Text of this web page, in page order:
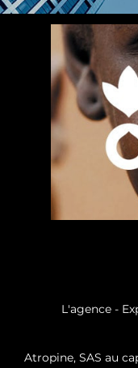
L'agence-
Atropine, SAS au